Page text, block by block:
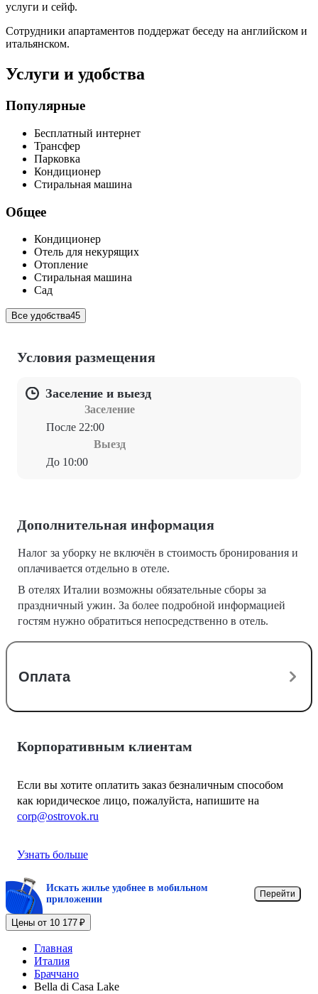
услуги и сейф.
Сотрудники апартаментов поддержат беседу на английском и
итальянском.
Услуги и удобства
Популярные
Бесплатный интернет
Трансфер
Парковка
Кондиционер
Стиральная машина
Общее
Кондиционер
Отель для некурящих
Отопление
Стиральная машина
Сад
Все удобства45
Условия размещения
Заселение и выезд
Заселение
После 22:00
Выезд
До 10:00
Дополнительная информация
Налог за уборку не включён в стоимость бронирования и
оплачивается отдельно в отеле.
В отелях Италии возможны обязательные сборы за
праздничный ужин. За более подробной информацией
гостям нужно обратиться непосредственно в отель.
Оплата
Корпоративным клиентам
Если вы хотите оплатить заказ безналичным способом
как юридическое лицо, пожалуйста, напишите на
corp@ostrovok.ru
Узнать больше
Искать жилье удобнее в мобильном
приложении
Перейти
Цены от 10 177 ₽
Главная
Италия
Браччано
Bella di Casa Lake